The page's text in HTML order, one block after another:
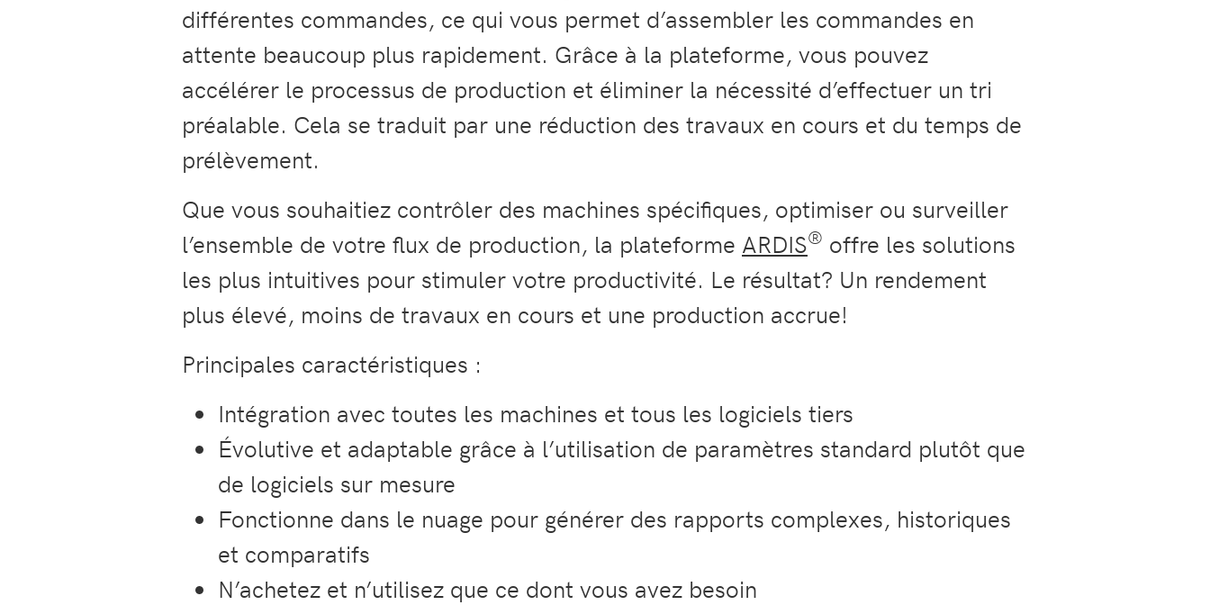
différentes commandes, ce qui vous permet d’assembler les commandes en
attente beaucoup plus rapidement. Grâce à la plateforme, vous pouvez
accélérer le processus de production et éliminer la nécessité d’effectuer un tri
préalable. Cela se traduit par une réduction des travaux en cours et du temps de
prélèvement.
Que vous souhaitiez contrôler des machines spécifiques, optimiser ou surveiller
l’ensemble de votre flux de production, la plateforme ARDIS® offre les solutions
les plus intuitives pour stimuler votre productivité. Le résultat? Un rendement
plus élevé, moins de travaux en cours et une production accrue!
Principales caractéristiques :
Intégration avec toutes les machines et tous les logiciels tiers
Évolutive et adaptable grâce à l’utilisation de paramètres standard plutôt que
de logiciels sur mesure
Fonctionne dans le nuage pour générer des rapports complexes, historiques
et comparatifs
N’achetez et n’utilisez que ce dont vous avez besoin